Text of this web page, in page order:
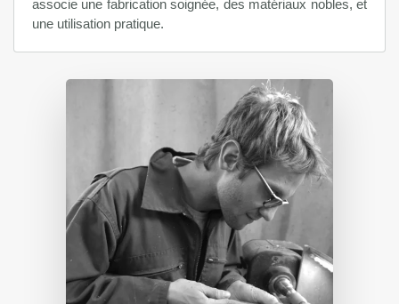
associe une fabrication soignée, des matériaux nobles, et
une utilisation pratique.